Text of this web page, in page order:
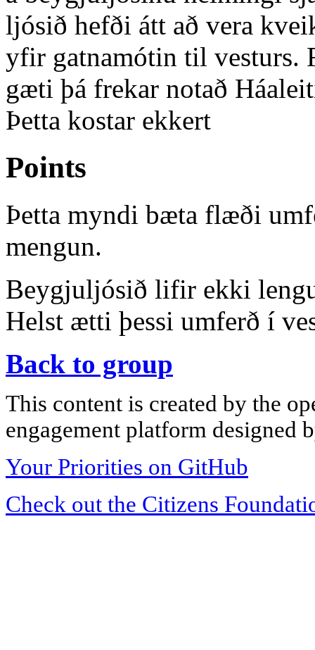
ljósið hefði átt að vera
yfir gatnamótin til vesturs.
gæti þá frekar notað
Þetta kostar ekkert
Points
Þetta myndi bæta flæði
mengun.
Beygjuljósið lifir ekki
Helst ætti þessi umferð í
Back to group
This content is created by the
engagement platform designed
Your Priorities on GitHub
Check out the Citizens